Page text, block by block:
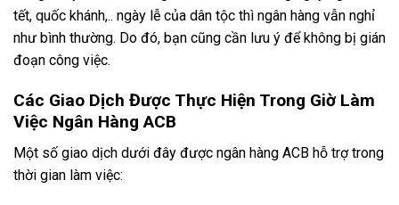
tết, quốc khánh,.. ngày lễ của dân tộc thì ngân hàng vẫn nghỉ
như bình thường. Do đó, bạn cũng cần lưu ý để không bị gián
đoạn công việc.
Các Giao Dịch Được Thực Hiện Trong Giờ Làm
Việc Ngân Hàng ACB
Một số giao dịch dưới đây được ngân hàng ACB hỗ trợ trong
thời gian làm việc: